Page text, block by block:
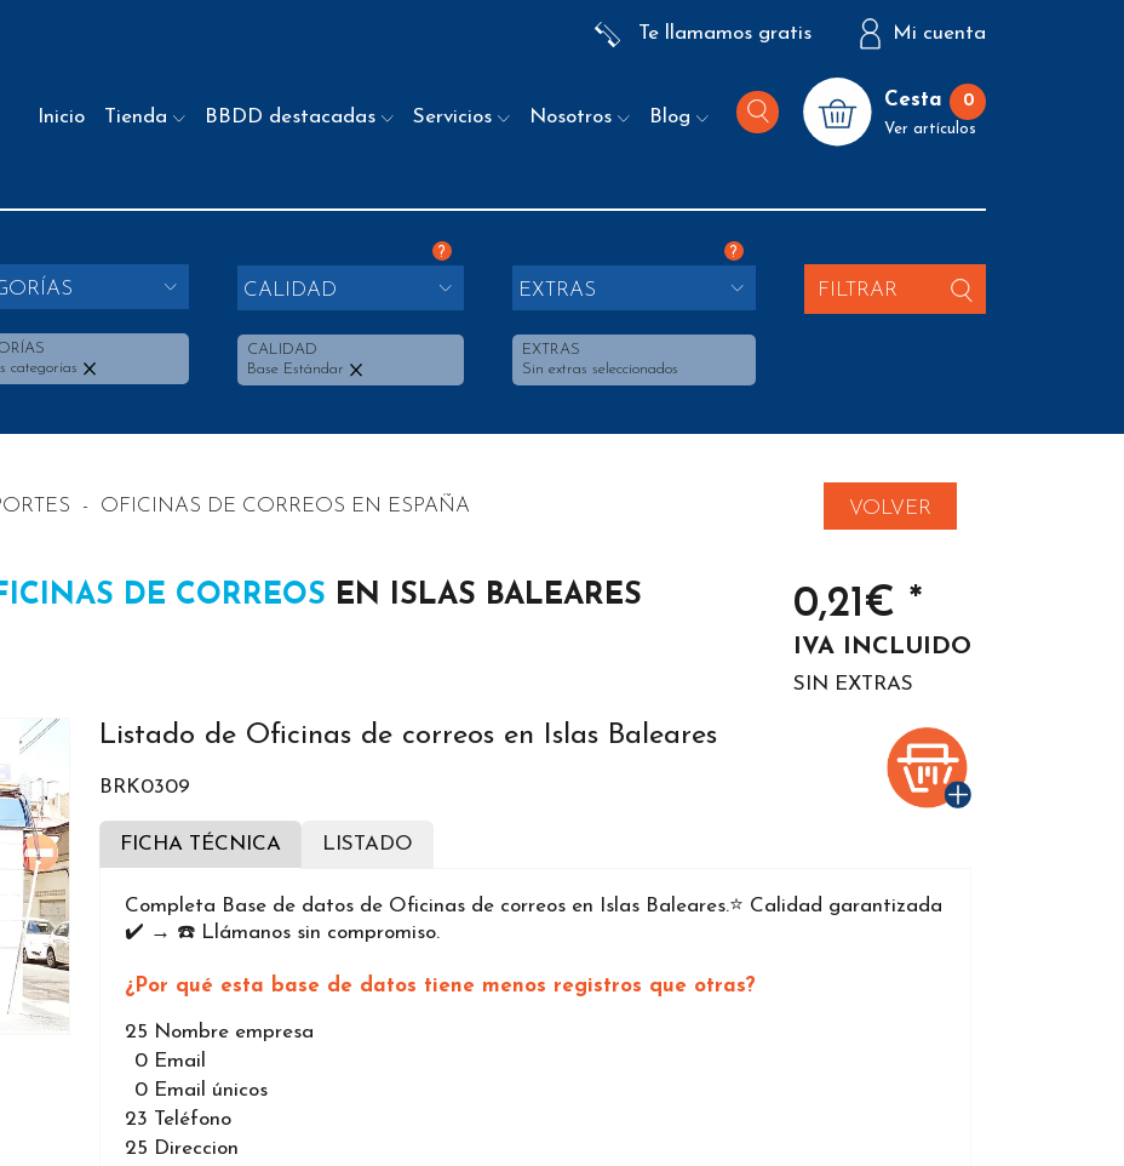
Te llamamos gratis Mi cuenta
Inicio Tienda BBDD destacadas Servicios Nosotros Blog
Cesta 0
Ver artículos
categorías
?
CALIDAD
CALIDAD
Base Estándar
?
EXTRAS
EXTRAS
Sin extras seleccionados
FILTRAR
- OFICINAS DE CORREOS EN ESPAÑA VOLVER
DE CORREOS EN ISLAS BALEARES 0,21€ *
IVA INCLUIDO
SIN EXTRAS
Listado de Oficinas de correos en Islas Baleares
BRK0309
FICHA TÉCNICA LISTADO
Completa Base de datos de Oficinas de correos en Islas Baleares.⭐️ Calidad garantizada
✔️ → ☎️ Llámanos sin compromiso.
¿Por qué esta base de datos tiene menos registros que otras?
25 Nombre empresa
0 Email
0 Email únicos
23 Teléfono
25 Direccion